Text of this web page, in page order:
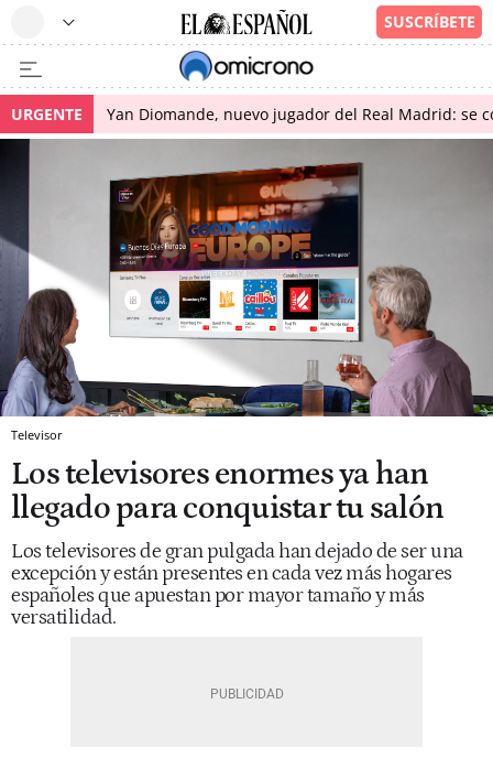
URGENTE Yan Diomande, nuevo jugador del Real Madrid: se
Televisor
Los televisores enormes ya han
llegado para conquistar tu salón
Los televisores de gran pulgada han dejado de ser una
excepción y están presentes en cada vez más hogares
españoles que apuestan por mayor tamaño y más
versatilidad.